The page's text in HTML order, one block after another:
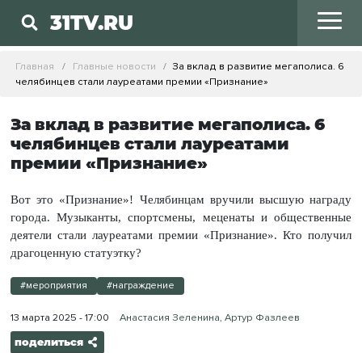
31TV.RU
Главная Главные новости
За вклад в развитие мегаполиса. 6
челябинцев стали лауреатами премии «Признание»
За вклад в развитие мегаполиса. 6
челябинцев стали лауреатами
премии «Признание»
Вот это «Признание»! Челябинцам вручили высшую награду
города. Музыканты, спортсмены, меценаты и общественные
деятели стали лауреатами премии «Признание». Кто получил
драгоценную статуэтку?
#мероприятия #награждение
13 марта 2025 - 17:00 Анастасия Зеленина, Артур Фазлеев
поделиться